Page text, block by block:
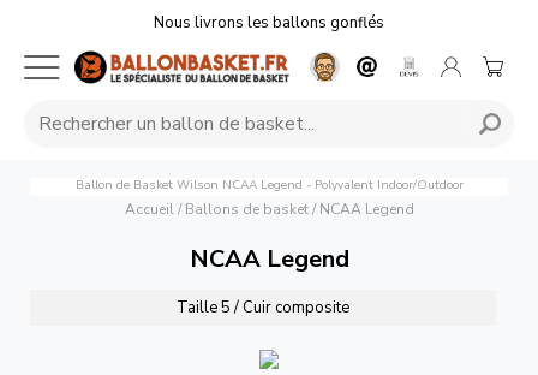
Nous livrons les ballons gonflés
Ballon de Basket Wilson NCAA Legend - Polyvalent Indoor/Outdoor
Accueil/ Ballons de basket/ NCAA Legend
NCAA Legend
Taille 5 / Cuir composite
👋 Bonjour, je suis ton assistant perso pour
t'aide à trouver le bon ballon en un rien de
temps 💪
Discuter maintenant
×